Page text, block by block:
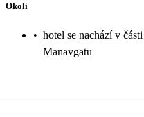
Okolí
• hotel se nachází v
Manavgatu